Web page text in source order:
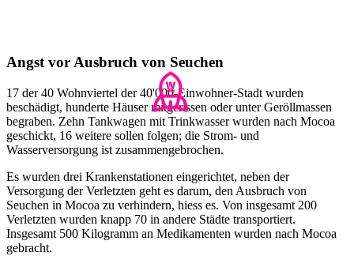
Angst vor Ausbruch von Seuchen
17 der 40 Wohnviertel der 40'000-Einwohner-Stadt wurden
beschädigt, hunderte Häuser mitgerissen oder unter Geröllmassen
begraben. Zehn Tankwagen mit Trinkwasser wurden nach Mocoa
geschickt, 16 weitere sollen folgen; die Strom- und
Wasserversorgung ist zusammengebrochen.
Es wurden drei Krankenstationen eingerichtet, neben der
Versorgung der Verletzten geht es darum, den Ausbruch von
Seuchen in Mocoa zu verhindern, hiess es. Von insgesamt 200
Verletzten wurden knapp 70 in andere Städte transportiert.
Insgesamt 500 Kilogramm an Medikamenten wurden nach Mocoa
gebracht.